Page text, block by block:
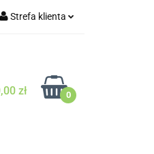
Strefa klienta
Zarejestruj się
Zapytaj
zł 0